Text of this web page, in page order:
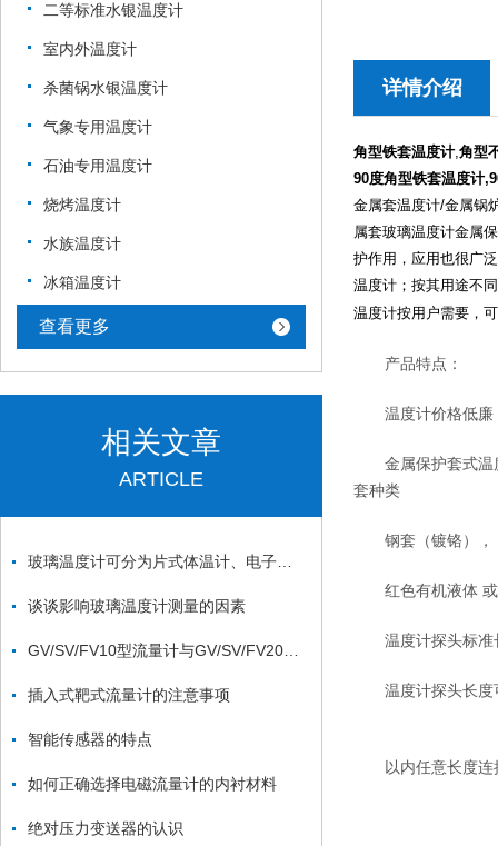
二等标准水银温度计
室内外温度计
杀菌锅水银温度计
气象专用温度计
石油专用温度计
烧烤温度计
水族温度计
冰箱温度计
查看更多
相关文章
ARTICLE
谈谈影响玻璃温度计测量的因素
插入式靶式流量计的注意事项
智能传感器的特点
如何正确选择电磁流量计的内衬材料
绝对压力变送器的认识
详情介绍
角型铁套温度计,角型
90度角型铁套温度计
金属套温度计/金属锅
属套玻璃温度计金属
护作用，应用也很广
温度计；按其用途不
温度计按用户需要，
产品特点：
温度计价格低廉
金属保护套式温度
套种类
钢套（镀铬），
红色有机液体 或
温度计探头标准
温度计探头长度
以内任意长度连接